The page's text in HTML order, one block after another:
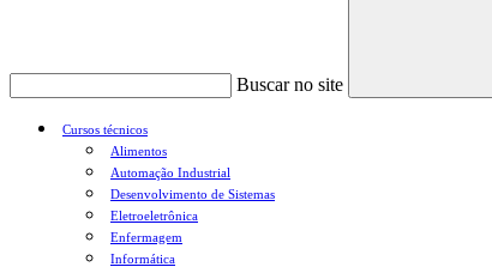
Buscar no site
Cursos técnicos
Alimentos
Automação Industrial
Desenvolvimento de Sistemas
Eletroeletrônica
Enfermagem
Informática